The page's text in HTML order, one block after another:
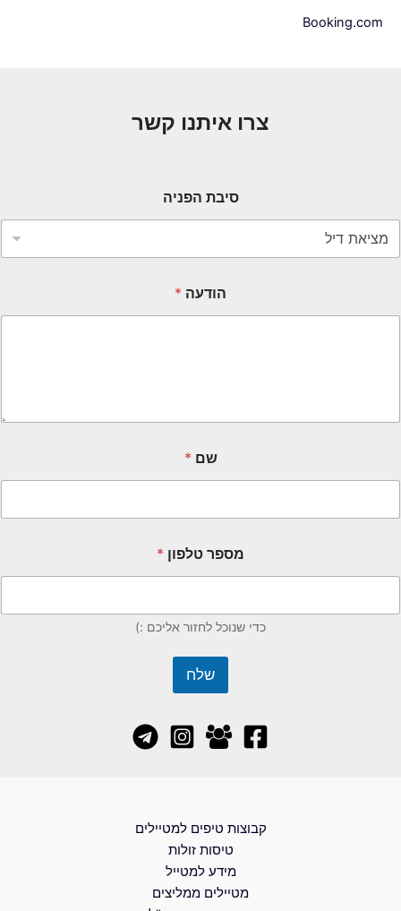
Booking.com
צרו איתנו קשר
סיבת הפניה
הודעה *
שם *
מספר טלפון *
כדי שנוכל לחזור אליכם :)
שלח
קבוצות טיפים למטיילים
טיסות זולות
מידע למטייל
מטיילים ממליצים